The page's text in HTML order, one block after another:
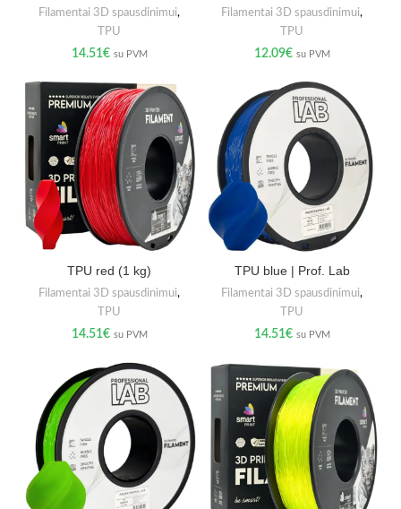
Filamentai 3D spausdinimui,
TPU
14.51€ su PVM
Filamentai 3D spausdinimui,
TPU
12.09€ su PVM
TPU red (1 kg)
Filamentai 3D spausdinimui,
TPU
14.51€ su PVM
TPU blue | Prof. Lab
Filamentai 3D spausdinimui,
TPU
14.51€ su PVM